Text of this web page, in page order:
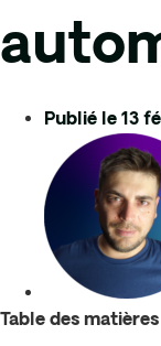
Publié le 13
Table des matières